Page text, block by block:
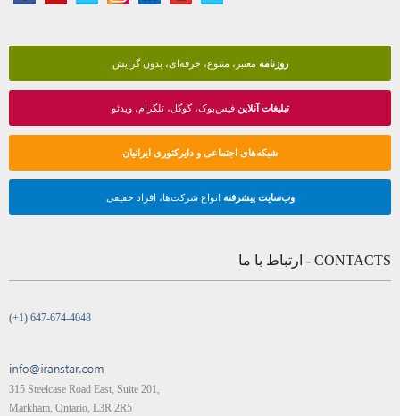
روزنامه معتبر، متنوع، حرفه‌ای، بدون گرایش
تبلیغات آنلاینفیس‌بوک، گوگل، تلگرام، ویدئو
شبکه‌های اجتماعی و دایرکتوری ایرانیان
وب‌سایت پیشرفته انواع شرکت‌ها، افراد حقیقی
CONTACTS - ارتباط با ما
(+1) 647-674-4048
315 Steelcase Road East, Suite 201,
Markham, Ontario, L3R 2R5